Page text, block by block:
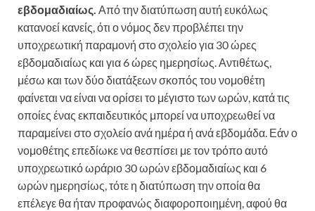
εβδομαδιαίως. Από την διατύπωση αυτή ευκόλως
κατανοεί κανείς, ότι ο νόμος δεν προβλέπει την
υποχρεωτική παραμονή στο σχολείο για 30 ώρες
εβδομαδιαίως και για 6 ώρες ημερησίως. Αντιθέτως,
μέσω και των δύο διατάξεων σκοπός του νομοθέτη
φαίνεται να είναι να ορίσει το μέγιστο των ωρών, κατά τις
οποίες ένας εκπαιδευτικός μπορεί να υποχρεωθεί να
παραμείνει στο σχολείο ανά ημέρα ή ανά εβδομάδα. Εάν ο
νομοθέτης επεδίωκε να θεσπίσει με τον τρόπο αυτό
υποχρεωτικό ωράριο 30 ωρών εβδομαδιαίως και 6
ωρών ημερησίως, τότε η διατύπωση την οποία θα
επέλεγε θα ήταν προφανώς διαφοροποιημένη, αφού θα